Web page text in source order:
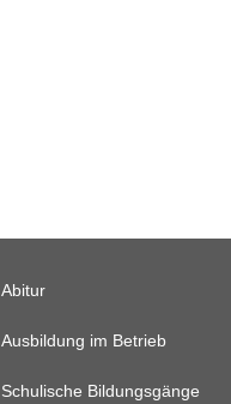
Abitur
Ausbildung im Betrieb
Schulische Bildungsgänge